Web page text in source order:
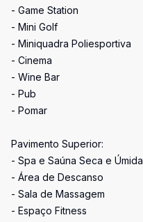
- Game Station
- Mini Golf
- Miniquadra Poliesportiva
- Cinema
- Wine Bar
- Pub
- Pomar
Pavimento Superior:
- Spa e Saúna Seca e Úmida
- Área de Descanso
- Sala de Massagem
- Espaço Fitness